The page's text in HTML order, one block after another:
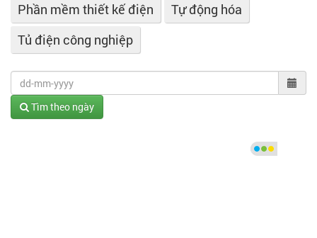
Phần mềm thiết kế điện
Tự động hóa
Tủ điện công nghiệp
Tìm theo ngày